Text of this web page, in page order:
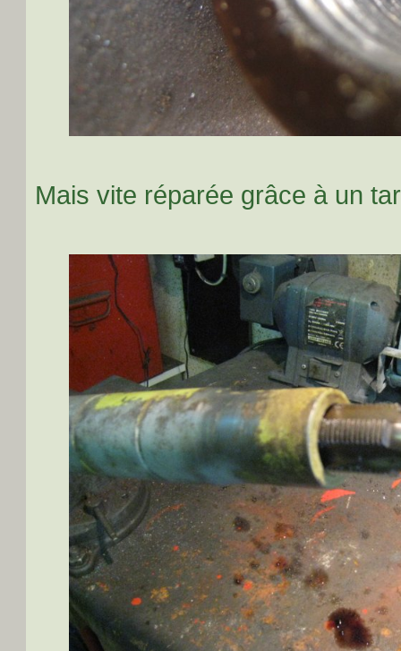
Mais vite réparée grâce à un